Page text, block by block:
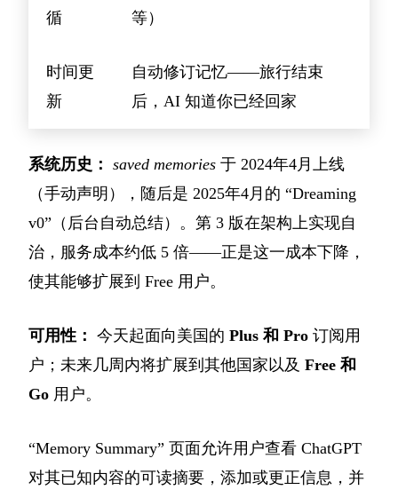
循
等）
时间更
新
自动修订记忆——旅行结束
后，AI 知道你已经回家
系统历史： saved memories 于 2024年4月上线
（手动声明），随后是 2025年4月的 “Dreaming
v0”（后台自动总结）。第 3 版在架构上实现自
治，服务成本约低 5 倍——正是这一成本下降，
使其能够扩展到 Free 用户。
可用性： 今天起面向美国的 Plus 和 Pro 订阅用
户；未来几周内将扩展到其他国家以及 Free 和
Go 用户。
“Memory Summary” 页面允许用户查看 ChatGPT
对其已知内容的可读摘要，添加或更正信息，并